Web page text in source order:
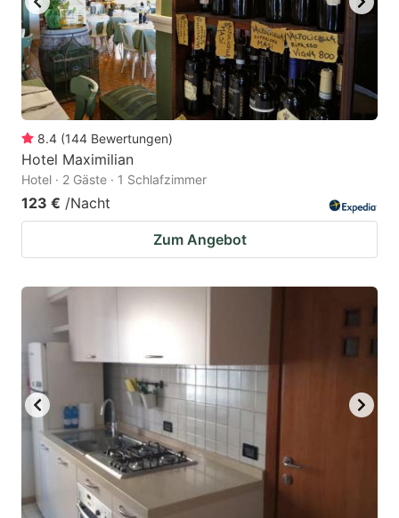
8.4 (144 Bewertungen)
Hotel Maximilian
Hotel · 2 Gäste · 1 Schlafzimmer
123 € /Nacht
Zum Angebot